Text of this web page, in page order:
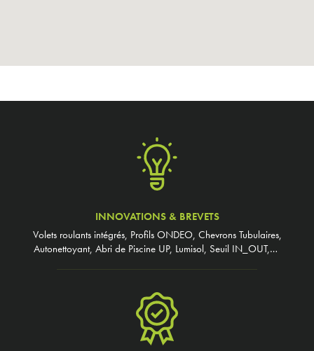
INNOVATIONS & BREVETS
Volets roulants intégrés, Profils ONDEO, Chevrons Tubulaires,
Autonettoyant, Abri de Piscine UP, Lumisol, Seuil IN_OUT,…